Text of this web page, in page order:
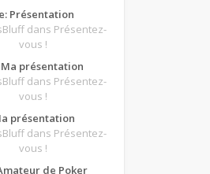
Présentation
dans Présentez-
vous !
Ma présentation
dans Présentez-
vous !
présentation
dans Présentez-
vous !
de Poker